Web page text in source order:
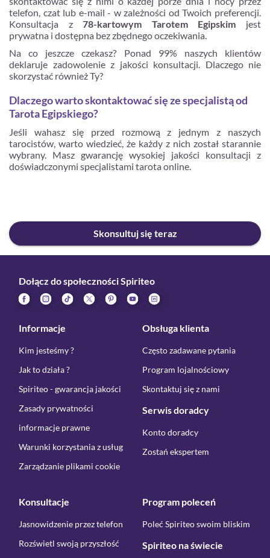
telefon, czat lub e-mail - w zależności od Twoich preferencji.
Konsultacja z78-kartowym Tarotem Egipskim jest
prywatna i dostępna bez zbędnego oczekiwania.
Na co jeszcze czekasz? Ponad 99% naszych klientów
deklaruje zadowolenie z jakości konsultacji. Dlaczego nie
skorzystać również Ty?
Dlaczego warto skontaktować się ze specjalistą od
Tarota Egipskiego?
Jeśli wahasz się przed rozmową z jednym z naszych
tarocistów, warto wiedzieć, że każdy z nich został starannie
wybrany. Masz gwarancję wysokiej jakości konsultacji z
doświadczonymi specjalistami tarota online.
Skonsultuj się teraz
Dołącz do społeczności Spiriteo
Informacje
Kim jesteśmy ?
Jak to działa ?
Spiriteo - gwarancja jakości
Zasady prywatności
informacje prawne
Warunki korzystania z usług
Zarządzanie plikami cookie
Obsługa klienta
Często zadawane pytania
Program lojalnościowy
Skontaktuj się z nami
Serwis doradcy
Konto doradcy
Zostań ekspertem
Konsultacje
Jasnowidzenie przez telefon
Rozświetl swoją przyszłość
Program poleceń
Poleć Spiriteo swoim bliskim
Spiriteo na świecie